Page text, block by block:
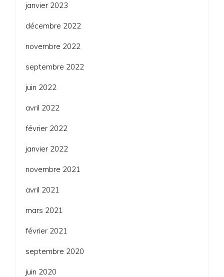
janvier 2023
décembre 2022
novembre 2022
septembre 2022
juin 2022
avril 2022
février 2022
janvier 2022
novembre 2021
avril 2021
mars 2021
février 2021
septembre 2020
juin 2020